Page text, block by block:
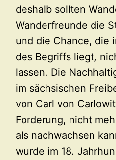
deshalb sollten
Wanderfreunde die
und die Chance, die
des Begriffs liegt,
lassen. Die
im sächsischen
von Carl von
Forderung, nicht
als nachwachsen
wurde im 18.